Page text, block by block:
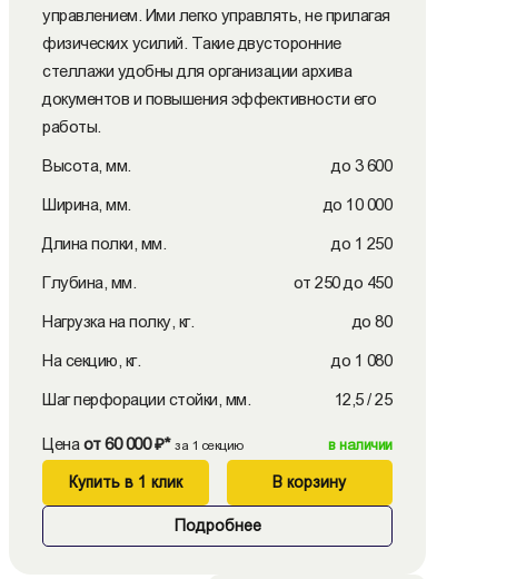
управлением. Ими легко управлять, не прилагая
физических усилий. Такие двусторонние
стеллажи удобны для организации архива
документов и повышения эффективности его
работы.
Высота, мм. до 3 600
Ширина, мм. до 10 000
Длина полки, мм. до 1 250
Глубина, мм. от 250 до 450
Нагрузка на полку, кг. до 80
На секцию, кг. до 1 080
Шаг перфорации стойки, мм. 12,5 / 25
Цена от 60 000 ₽* за 1 секцию в наличии
Купить в 1 клик В корзину
Подробнее